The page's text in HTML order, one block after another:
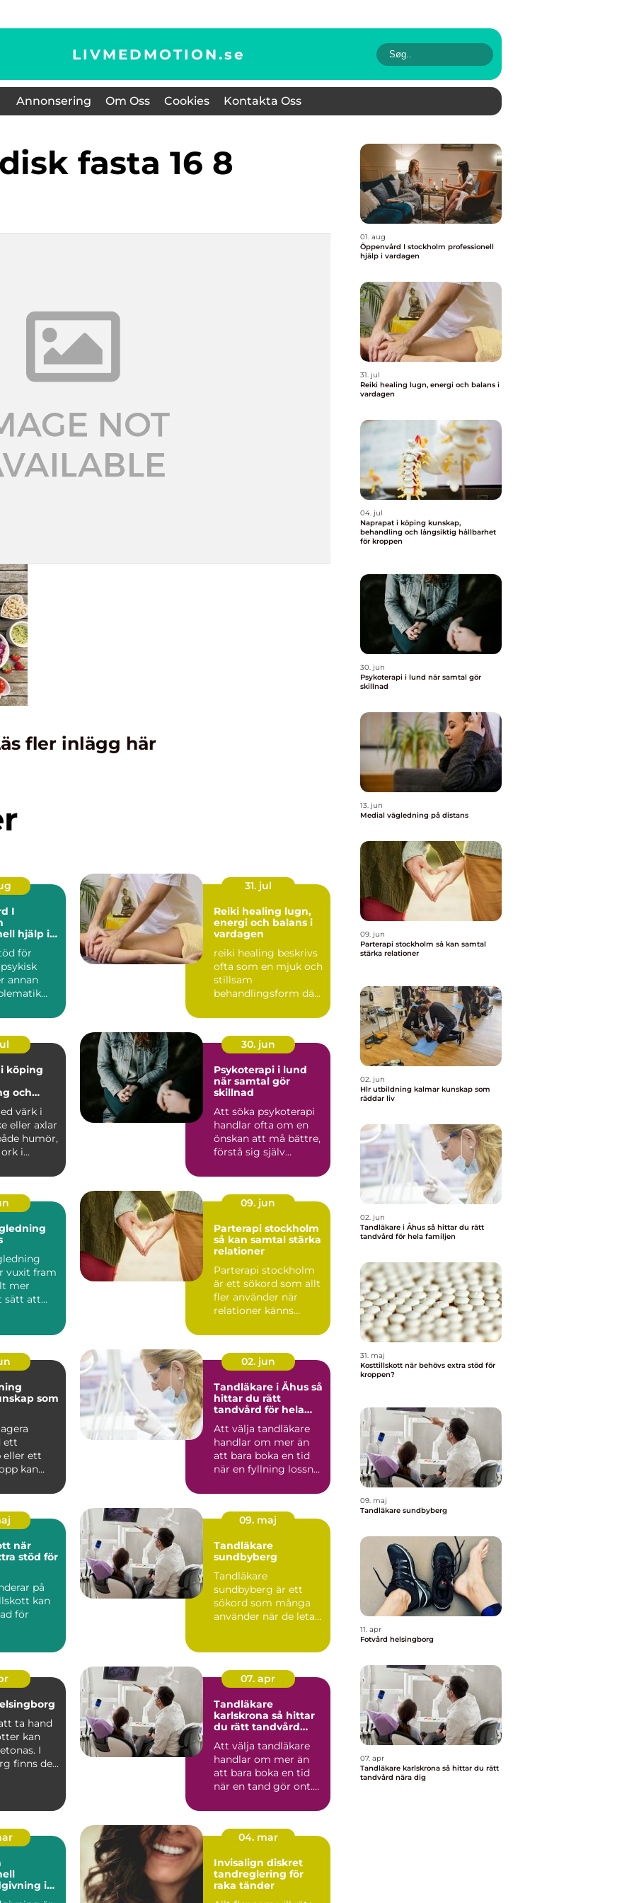
LIVMEDMOTION.se
Annonsering Om Oss Cookies Kontakta Oss
fasta 16 8
fler inlägg här
I
hjälp i
för
annan
31. jul
Reiki healing lugn,
energi och balans i
vardagen
reiki healing beskrivs
ofta som en mjuk och
stillsam
behandlingsform där
fokus...
köping
och
värk i
eller axlar
humör,
i
30. jun
Psykoterapi i lund
när samtal gör
skillnad
Att söka psykoterapi
handlar ofta om en
önskan att må bättre,
förstå sig själv
vuxit fram
mer
sätt att
09. jun
Parterapi stockholm
så kan samtal stärka
relationer
Parterapi stockholm
är ett sökord som allt
fler använder när
relationer känns
konfliktfylld...
ett
eller ett
kan
02. jun
Tandläkare i Åhus så
hittar du rätt
tandvård för hela
Att välja tandläkare
handlar om mer än
att bara boka en tid
när en fyllning lossnar
stöd för
på
kan
för
09. maj
Tandläkare
sundbyberg
Tandläkare
sundbyberg är ett
sökord som många
använder när de letar
ta hand
kan
I
finns det
07. apr
Tandläkare
karlskrona så hittar
du rätt tandvård
Att välja tandläkare
handlar om mer än
att bara boka en tid
när en tand gör ont.
i
04. mar
Invisalign diskret
tandreglering för
raka tänder
01. aug
Öppenvård I stockholm professionell
hjälp i vardagen
31. jul
Reiki healing lugn, energi och balans i
vardagen
04. jul
Naprapat i köping kunskap,
behandling och långsiktig hållbarhet
för kroppen
30. jun
Psykoterapi i lund när samtal gör
skillnad
13. jun
Medial vägledning på distans
09. jun
Parterapi stockholm så kan samtal
stärka relationer
02. jun
Hlr utbildning kalmar kunskap som
räddar liv
02. jun
Tandläkare i Åhus så hittar du rätt
tandvård för hela familjen
31. maj
Kosttillskott när behövs extra stöd för
kroppen?
09. maj
Tandläkare sundbyberg
11. apr
Fotvård helsingborg
07. apr
Tandläkare karlskrona så hittar du rätt
tandvård nära dig